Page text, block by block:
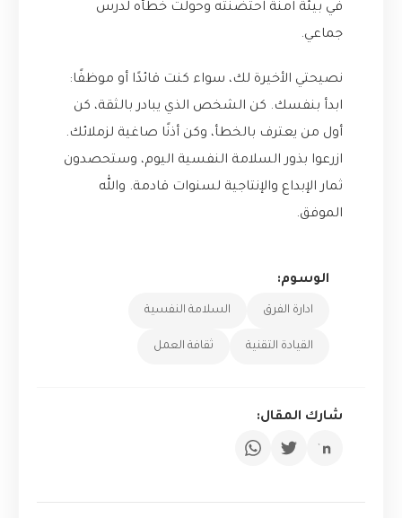
في بيئة آمنة احتضنته وحولت خطأه لدرس
جماعي.
نصيحتي الأخيرة لك، سواء كنت قائدًا أو موظفًا:
ابدأ بنفسك. كن الشخص الذي يبادر بالثقة، كن
أول من يعترف بالخطأ، وكن أذنًا صاغية لزملائك.
ازرعوا بذور السلامة النفسية اليوم، وستحصدون
ثمار الإبداع والإنتاجية لسنوات قادمة. والله
الموفق.
الوسوم:
ادارة الفرق السلامة النفسية
القيادة التقنية ثقافة العمل
شارك المقال: